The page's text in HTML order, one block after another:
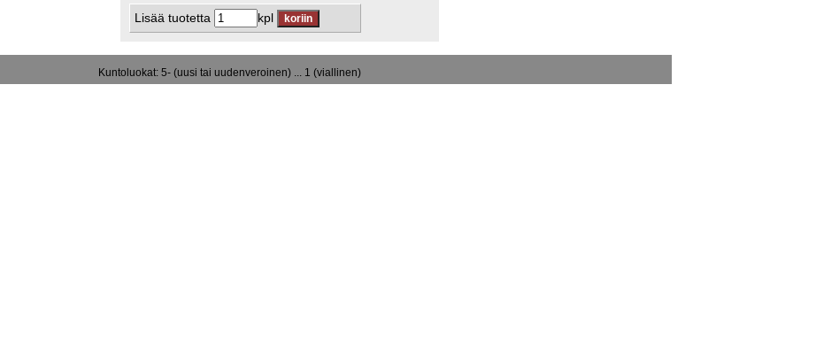
Lisää tuotetta
kpl
Kuntoluokat: 5- (uusi tai uudenveroinen) ... 1 (viallinen)